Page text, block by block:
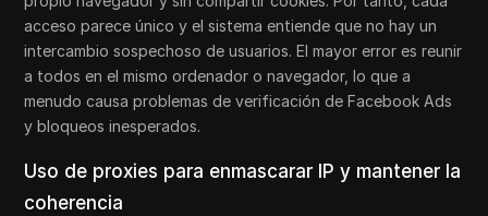
acceso parece único y el sistema entiende que no hay un
intercambio sospechoso de usuarios. El mayor error es reunir
a todos en el mismo ordenador o navegador, lo que a
menudo causa problemas de verificación de Facebook Ads
y bloqueos inesperados.
Uso de proxies para enmascarar IP y mantener la
coherencia